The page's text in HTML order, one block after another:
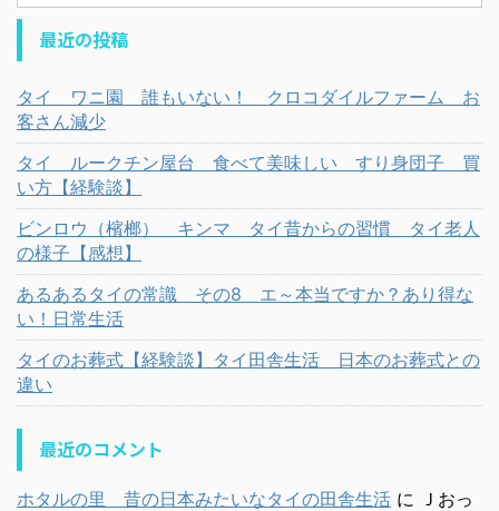
最近の投稿
タイ ワニ園 誰もいない！ クロコダイルファーム お
客さん減少
タイ ルークチン屋台 食べて美味しい すり身団子 買
い方【経験談】
ビンロウ（檳榔） キンマ タイ昔からの習慣 タイ老人
の様子【感想】
あるあるタイの常識 その8 エ～本当ですか？あり得な
い！日常生活
タイのお葬式【経験談】タイ田舎生活 日本のお葬式との
違い
最近のコメント
ホタルの里 昔の日本みたいなタイの田舎生活 に Ｊおっ